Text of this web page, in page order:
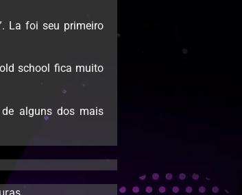
La foi seu primeiro
school fica muito
alguns dos mais